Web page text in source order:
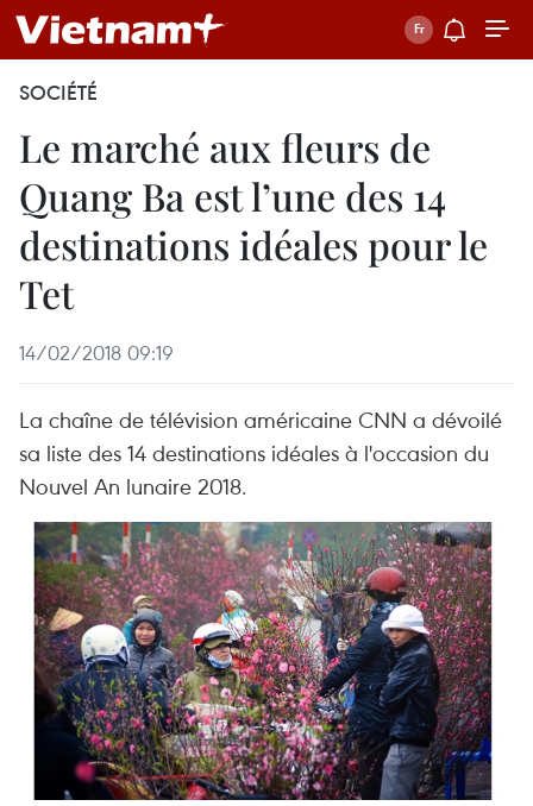
SOCIÉTÉ
Le marché aux fleurs de
Quang Ba est l’une des 14
destinations idéales pour le
Tet
14/02/2018 09:19
La chaîne de télévision américaine CNN a dévoilé
sa liste des 14 destinations idéales à l'occasion du
Nouvel An lunaire 2018.